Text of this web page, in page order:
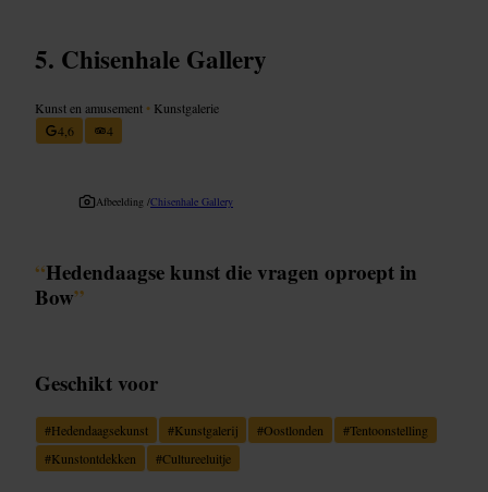
Chisenhale Gallery
Kunst en amusement • Kunstgalerie
4,6
4
Afbeelding /Chisenhale Gallery
“Hedendaagse kunst die vragen oproept in
Bow”
Geschikt voor
#Hedendaagsekunst #Kunstgalerij #Oostlonden #Tentoonstelling
#Kunstontdekken #Cultureeluitje